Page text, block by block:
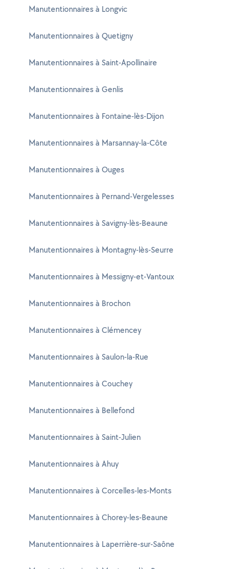
Manutentionnaires à Longvic
Manutentionnaires à Quetigny
Manutentionnaires à Saint-Apollinaire
Manutentionnaires à Genlis
Manutentionnaires à Fontaine-lès-Dijon
Manutentionnaires à Marsannay-la-Côte
Manutentionnaires à Ouges
Manutentionnaires à Pernand-Vergelesses
Manutentionnaires à Savigny-lès-Beaune
Manutentionnaires à Montagny-lès-Seurre
Manutentionnaires à Messigny-et-Vantoux
Manutentionnaires à Brochon
Manutentionnaires à Clémencey
Manutentionnaires à Saulon-la-Rue
Manutentionnaires à Couchey
Manutentionnaires à Bellefond
Manutentionnaires à Saint-Julien
Manutentionnaires à Ahuy
Manutentionnaires à Corcelles-les-Monts
Manutentionnaires à Chorey-les-Beaune
Manutentionnaires à Laperrière-sur-Saône